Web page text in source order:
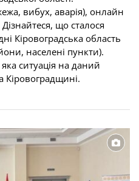
вибух, аварія), онлайн
що сталося
Кіровоградська область
населені пункти).
ситуація на даний
Кіровоградщині.